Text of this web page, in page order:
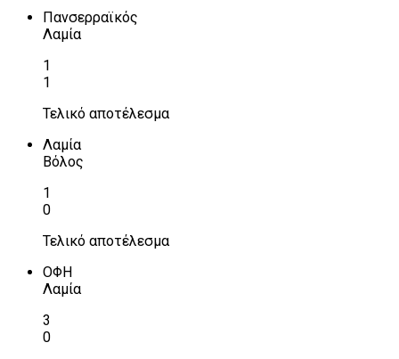
Πανσερραϊκός
Λαμία
1
1
Τελικό αποτέλεσμα
Λαμία
Βόλος
1
0
Τελικό αποτέλεσμα
ΟΦΗ
Λαμία
3
0